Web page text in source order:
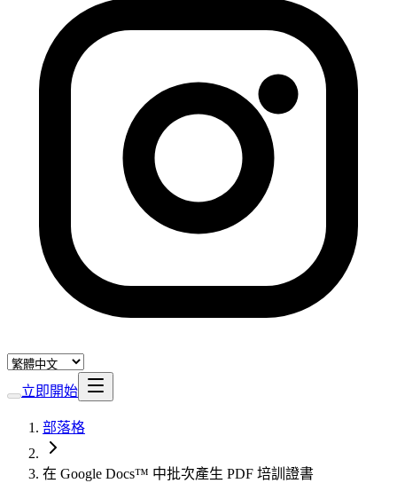
立即開始
部落格
在 Google Docs™ 中批次產生 PDF 培訓證書